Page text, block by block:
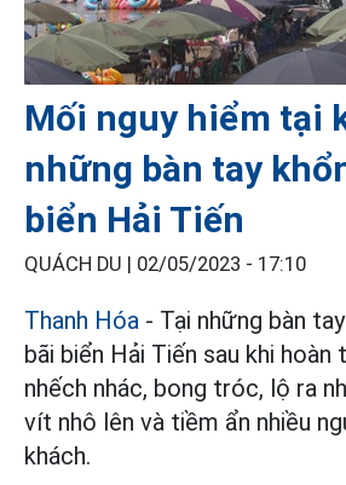
Mối nguy hiểm tại
những bàn tay
biển Hải Tiến
QUÁCH DU | 02/05/2023 - 17:10
Thanh Hóa - Tại những bàn
bãi biển Hải Tiến sau khi hoàn
nhếch nhác, bong tróc, lộ ra
vít nhô lên và tiềm ẩn nhiều
khách.